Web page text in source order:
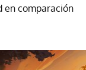
en comparación